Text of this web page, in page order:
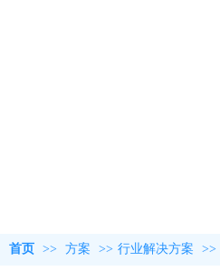
首页 >> 方案 >> 行业解决方案 >>